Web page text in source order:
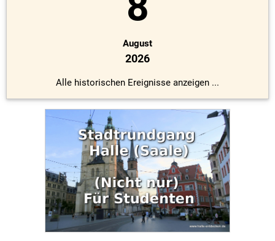
August
2026
Alle historischen Ereignisse anzeigen ...